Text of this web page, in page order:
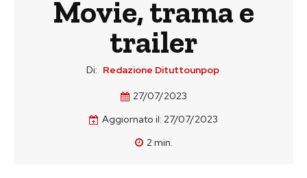
Movie, trama e
trailer
Di: Redazione Dituttounpop
27/07/2023
Aggiornato il: 27/07/2023
2min.